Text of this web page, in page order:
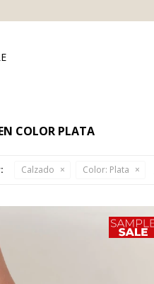
COLOR PLATA
Calzado Color: Plata